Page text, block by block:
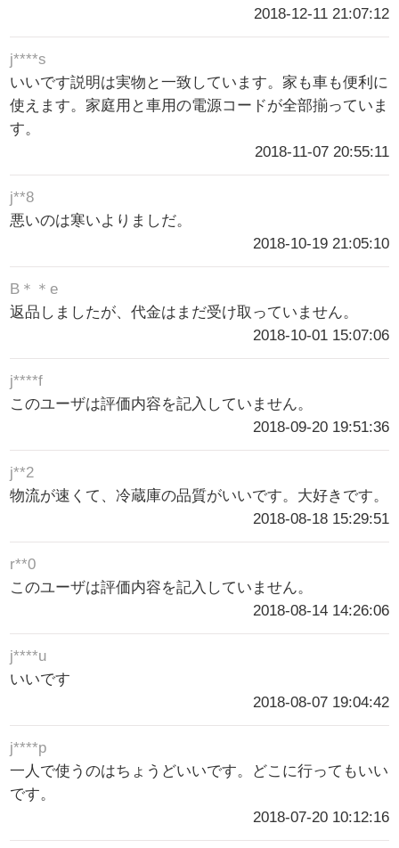
2018-12-11 21:07:12
j****s
いいです説明は実物と一致しています。家も車も便利に
使えます。家庭用と車用の電源コードが全部揃っていま
す。
2018-11-07 20:55:11
j**8
悪いのは寒いよりましだ。
2018-10-19 21:05:10
B＊＊e
返品しましたが、代金はまだ受け取っていません。
2018-10-01 15:07:06
j****f
このユーザは評価内容を記入していません。
2018-09-20 19:51:36
j**2
物流が速くて、冷蔵庫の品質がいいです。大好きです。
2018-08-18 15:29:51
r**0
このユーザは評価内容を記入していません。
2018-08-14 14:26:06
j****u
いいです
2018-08-07 19:04:42
j****p
一人で使うのはちょうどいいです。どこに行ってもいい
です。
2018-07-20 10:12:16